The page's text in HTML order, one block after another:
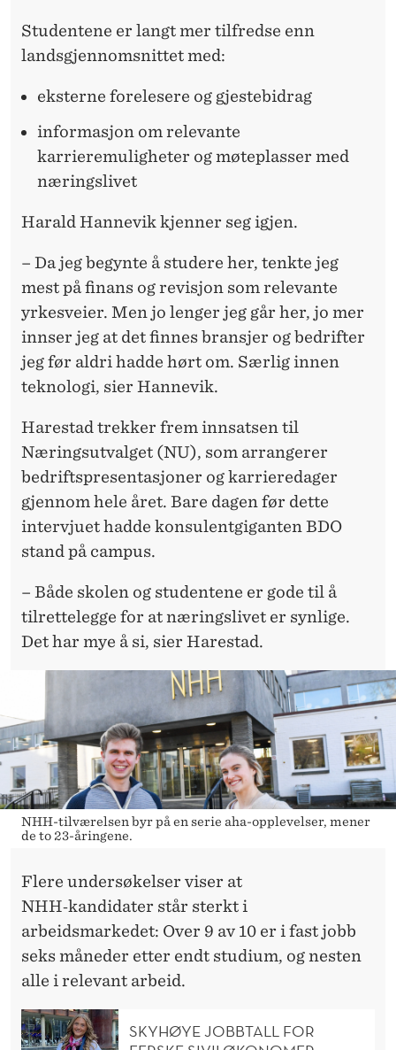
Studentene er langt mer tilfredse enn
landsgjennomsnittet med:
eksterne forelesere og gjestebidrag
informasjon om relevante
karrieremuligheter og møteplasser med
næringslivet
Harald Hannevik kjenner seg igjen.
– Da jeg begynte å studere her, tenkte jeg
mest på finans og revisjon som relevante
yrkesveier. Men jo lenger jeg går her, jo mer
innser jeg at det finnes bransjer og bedrifter
jeg før aldri hadde hørt om. Særlig innen
teknologi, sier Hannevik.
Harestad trekker frem innsatsen til
Næringsutvalget (NU), som arrangerer
bedriftspresentasjoner og karrieredager
gjennom hele året. Bare dagen før dette
intervjuet hadde konsulentgiganten BDO
stand på campus.
– Både skolen og studentene er gode til å
tilrettelegge for at næringslivet er synlige.
Det har mye å si, sier Harestad.
NHH-tilværelsen byr på en serie aha-opplevelser, mener
de to 23-åringene.
Flere undersøkelser viser at
NHH‑kandidater står sterkt i
arbeidsmarkedet: Over 9 av 10 er i fast jobb
seks måneder etter endt studium, og nesten
alle i relevant arbeid.
SKYHØYE JOBBTALL FOR